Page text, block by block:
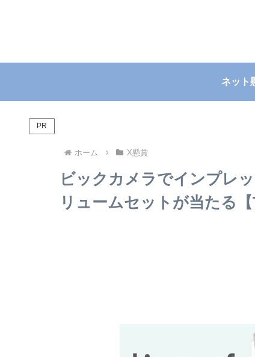
ネット
PR
ホーム X懸賞
ビックカメラでインプレ
リュームセットが当たる